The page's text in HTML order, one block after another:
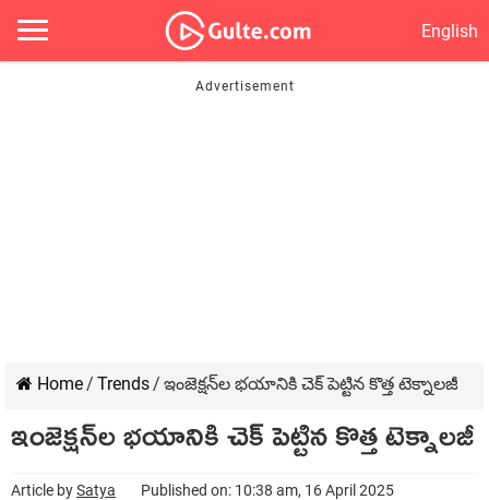
English
Home/ Trends/ ఇంజెక్షన్‌ల భయానికి చెక్ పెట్టిన కొత్త టెక్నాలజీ
ఇంజెక్షన్‌ల భయానికి చెక్ పెట్టిన కొత్త టెక్నాలజీ
Article bySatya Published on: 10:38 am, 16 April 2025